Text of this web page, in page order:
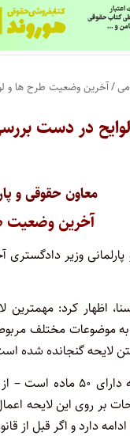
/آخرین وضعیت طرح ها و
در دست
معاون حقوقی و
آخرین وضعیت
وزیر
اظهار کرد:
موضوعات مختلف مربوط
لایحه گنجانده شده
وی ادامه داد:
بر روی این لایحه
دارد و اگر قبل از